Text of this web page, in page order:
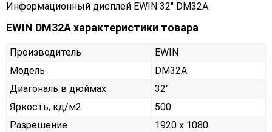
Информационный дисплей EWIN 32" DM32A.
EWIN DM32A характеристики товара
Производитель
EWIN
Модель
DM32A
Диагональ в дюймах
32"
Яркость, кд/м2
500
Разрешение
1920 x 1080